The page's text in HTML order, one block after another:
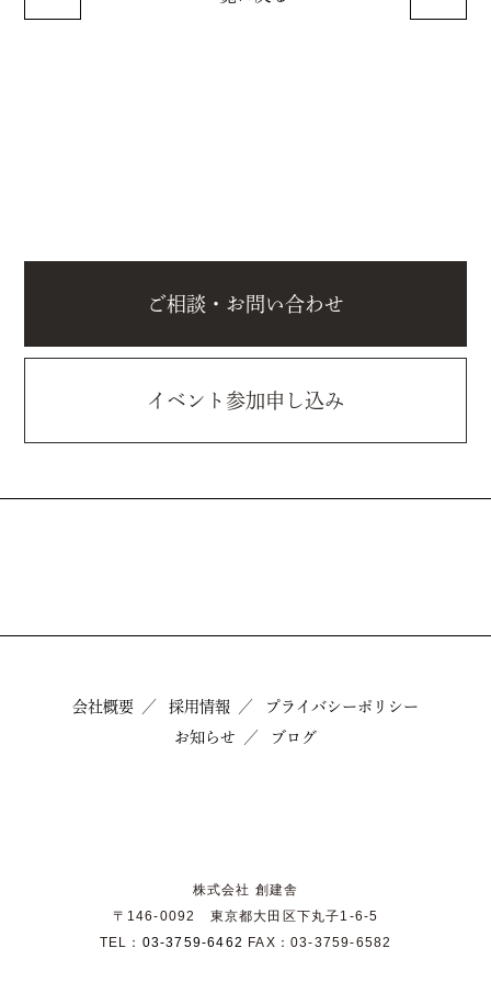
ご相談・お問い合わせ
イベント参加申し込み
会社概要 採用情報
プライバシーポリシー
お知らせ
ブログ
株式会社 創建舎
〒146-0092 東京都大田区下丸子1-6-5
TEL： 03-3759-6462 FAX：03-3759-6582